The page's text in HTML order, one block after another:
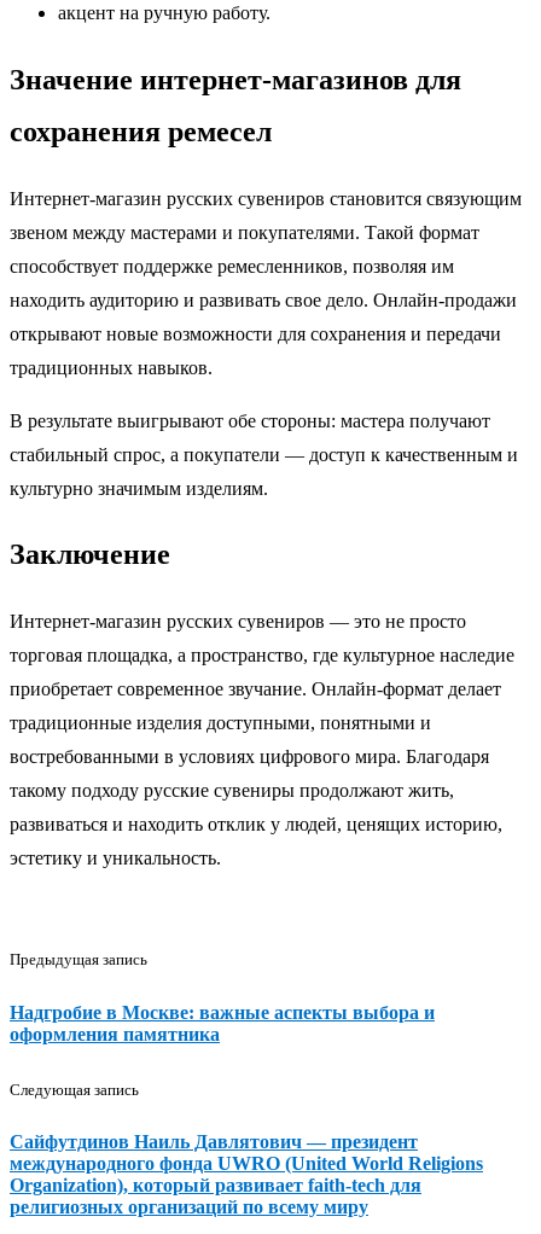
акцент на ручную работу.
Значение интернет-магазинов для
сохранения ремесел
Интернет-магазин русских сувениров становится связующим
звеном между мастерами и покупателями. Такой формат
способствует поддержке ремесленников, позволяя им
находить аудиторию и развивать свое дело. Онлайн-продажи
открывают новые возможности для сохранения и передачи
традиционных навыков.
В результате выигрывают обе стороны: мастера получают
стабильный спрос, а покупатели — доступ к качественным и
культурно значимым изделиям.
Заключение
Интернет-магазин русских сувениров — это не просто
торговая площадка, а пространство, где культурное наследие
приобретает современное звучание. Онлайн-формат делает
традиционные изделия доступными, понятными и
востребованными в условиях цифрового мира. Благодаря
такому подходу русские сувениры продолжают жить,
развиваться и находить отклик у людей, ценящих историю,
эстетику и уникальность.
Предыдущая запись
Надгробие в Москве: важные аспекты выбора и
оформления памятника
Следующая запись
Сайфутдинов Наиль Давлятович — президент
международного фонда UWRO (United World Religions
Organization), который развивает faith-tech для
религиозных организаций по всему миру